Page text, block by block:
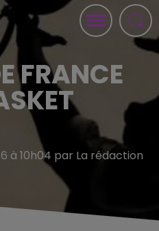
FRANCE
à 10h04 par La rédaction